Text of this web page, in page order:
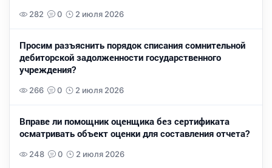
282 0 2 июля 2026
Просим разъяснить порядок списания сомнительной
дебиторской задолженности государственного
учреждения?
266 0 2 июля 2026
Вправе ли помощник оценщика без сертификата
осматривать объект оценки для составления отчета?
248 0 2 июля 2026